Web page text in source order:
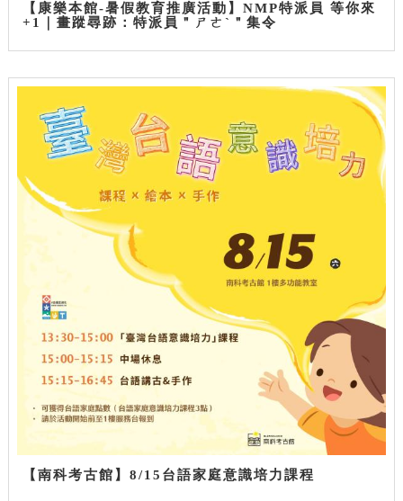
【康樂本館-暑假教育推廣活動】NMP特派員 等你來
+1｜畫蹤尋跡：特派員＂ㄕㄜˋ＂集令
【南科考古館】8/15台語家庭意識培力課程